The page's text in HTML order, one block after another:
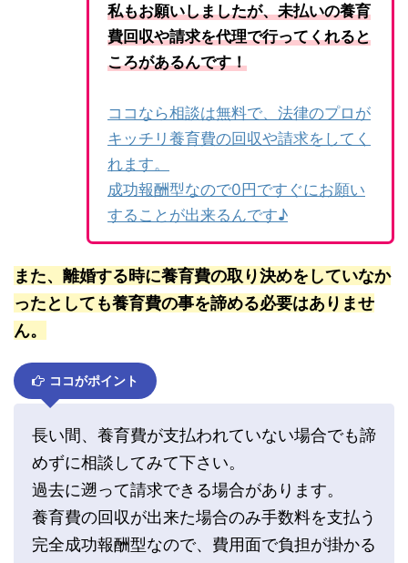
私もお願いしましたが、未払いの養育
費回収や請求を代理で行ってくれると
ころがあるんです！
ココなら相談は無料で、法律のプロが
キッチリ養育費の回収や請求をしてく
れます。
成功報酬型なので0円ですぐにお願い
することが出来るんです♪
また、離婚する時に養育費の取り決めをしていなか
ったとしても養育費の事を諦める必要はありませ
ん。
ココがポイント
長い間、養育費が支払われていない場合でも諦
めずに相談してみて下さい。
過去に遡って請求できる場合があります。
養育費の回収が出来た場合のみ手数料を支払う
完全成功報酬型なので、費用面で負担が掛かる